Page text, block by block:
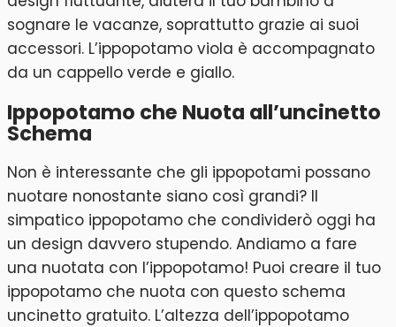
sognare le vacanze, soprattutto grazie ai suoi
accessori. L’ippopotamo viola è accompagnato
da un cappello verde e giallo.
Ippopotamo che Nuota all’uncinetto
Schema
Non è interessante che gli ippopotami possano
nuotare nonostante siano così grandi? Il
simpatico ippopotamo che condividerò oggi ha
un design davvero stupendo. Andiamo a fare
una nuotata con l’ippopotamo! Puoi creare il tuo
ippopotamo che nuota con questo schema
uncinetto gratuito. L’altezza dell’ippopotamo